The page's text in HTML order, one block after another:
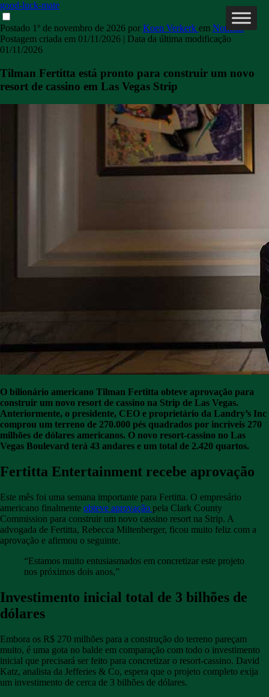
good-luck-mate
Postado 1º de novembro de 2026 por Koen Verkerk em Notícias
Postagem criada em 01/11/2026 | Data da última modificação
01/11/2026
Tilman Fertitta está pronto para construir um novo
resort de cassino em Las Vegas Strip
O bilionário americano Tilman Fertitta obteve aprovação para
construir um novo resort de cassino na Strip de Las Vegas.
Anteriormente, o presidente, CEO e proprietário da Landry’s Inc
comprou um terreno de 270.000 pés quadrados por incríveis 270
milhões de dólares americanos. O novo resort-cassino no Las
Vegas Boulevard terá 43 andares e um total de 2.420 quartos.
Fertitta Entertainment recebe aprovação
Este mês foi uma semana importante para Fertitta. O empresário
americano finalmente obteve aprovação pela Clark County
Commission para construir um novo cassino resort na Strip. A
advogada de Fertitta, Rebecca Miltenberger, ficou muito feliz com a
aprovação e afirmou o seguinte.
“Estamos muito entusiasmados em concretizar este projeto
nos próximos dois anos,”
Investimento inicial total de 3 bilhões de
dólares
Embora os R$ 270 milhões para a construção do terreno pareçam
muito, é uma gota no balde em comparação com todo o investimento
inicial que precisará ser feito para concretizar o resort-cassino. David
Katz, analista da Jefferies & Co, espera que o projeto completo exija
um investimento de cerca de 3 bilhões de dólares.